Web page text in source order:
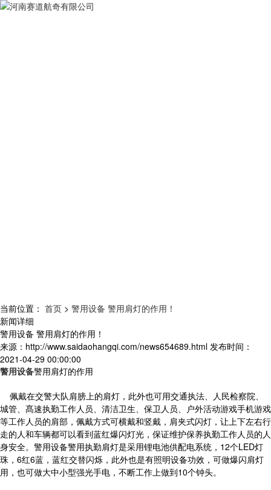
当前位置： 首页 > 警用设备 警用肩灯的作用！
新闻详细
警用设备 警用肩灯的作用！
来源： http://www.saidaohangqi.com/news654689.html 发布时间：
2021-04-29 00:00:00
警用设备警用肩灯的作用
佩戴在交警大队肩膀上的肩灯，此外也可用交通执法、人民检察院、
城管、髙速执勤工作人员、清洁卫生、保卫人员、户外活动游戏手机游戏
等工作人员的肩部，佩戴方式可横戴和竖戴，肩夹式闪灯，让上下左右行
走的人和车辆都可以看到蓝红爆闪灯光，保证维护保养执勤工作人员的人
身安全。警用设备警用执勤肩灯是采用锂电池供配电系统，12个LED灯
珠，6红6蓝，蓝红交替闪烁，此外也是有照明设备功效，可做爆闪肩灯
用，也可做大中小型强光手电，不断工作上做到10个钟头。